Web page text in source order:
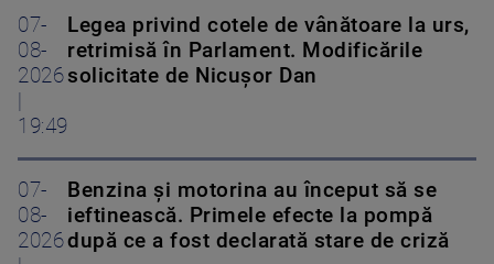
07-
08-
2026
19:49
Legea privind cotele de vânătoare la urs,
retrimisă în Parlament. Modificările
solicitate de Nicușor Dan
07-
08-
2026
Benzina și motorina au început să se
ieftinească. Primele efecte la pompă
după ce a fost declarată stare de criză